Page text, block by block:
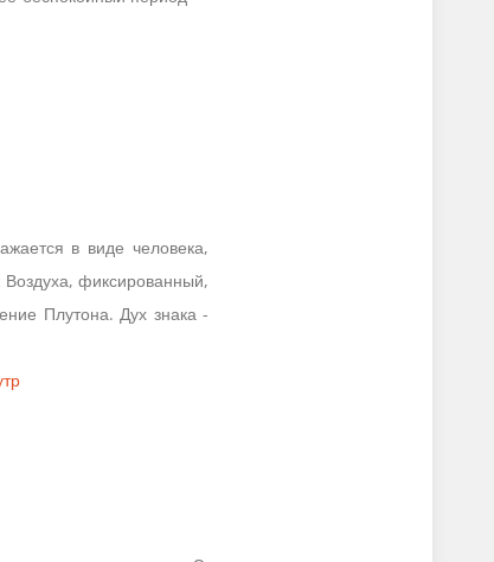
в виде человека,
Воздуха, фиксированный,
Плутона. Дух знака -